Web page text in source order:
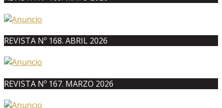
REVISTA Nº 168. ABRIL 2026
REVISTA Nº 167. MARZO 2026